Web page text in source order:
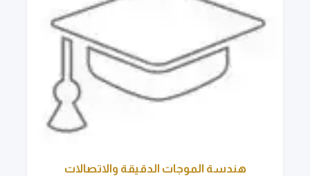
هندسة الموجات الدقيقة والاتصالات